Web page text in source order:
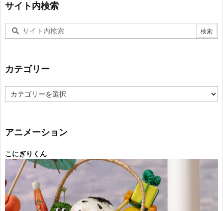
サイト内検索
カテゴリー
テ
ー
アニメーション
こにぎりくん